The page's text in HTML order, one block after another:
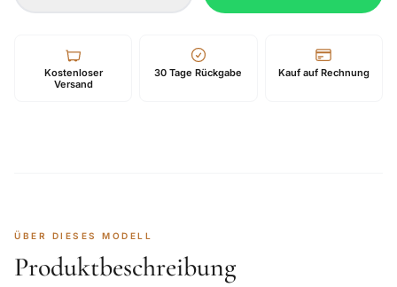
Kostenloser
Versand
30 Tage Rückgabe Kauf auf Rechnung
ÜBER DIESES MODELL
Produktbeschreibung